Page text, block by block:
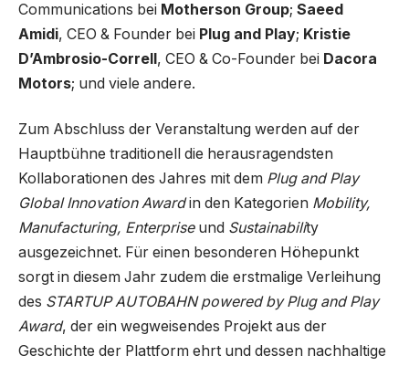
Communications bei Motherson Group; Saeed
Amidi, CEO & Founder bei Plug and Play; Kristie
D’Ambrosio-Correll , CEO & Co-Founder bei Dacora
Motors; und viele andere.
Zum Abschluss der Veranstaltung werden auf der
Hauptbühne traditionell die herausragendsten
Kollaborationen des Jahres mit dem Plug and Play
Global Innovation Awardin den Kategorien Mobility,
Manufacturing, Enterprise und Sustainability
ausgezeichnet. Für einen besonderen Höhepunkt
sorgt in diesem Jahr zudem die erstmalige Verleihung
des STARTUP AUTOBAHN powered by Plug and Play
Award, der ein wegweisendes Projekt aus der
Geschichte der Plattform ehrt und dessen nachhaltige